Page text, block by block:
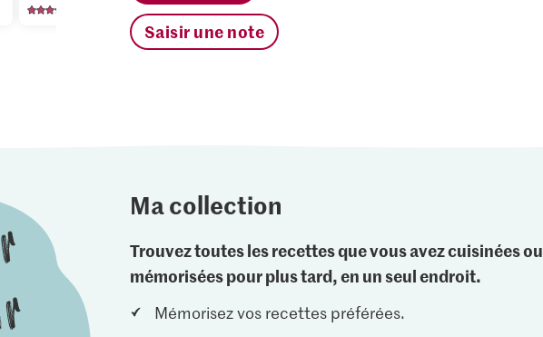
980
Saisir une note
Ma collection
Trouvez toutes les recettes que vous avez cuisinées ou
mémorisées pour plus tard, en un seul endroit.
Mémorisez vos recettes préférées.